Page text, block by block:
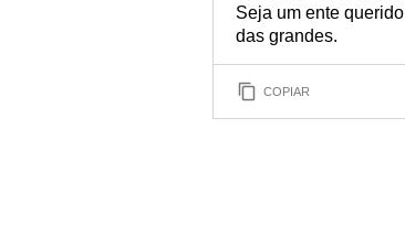
Seja um ente
das grandes.
COPIAR